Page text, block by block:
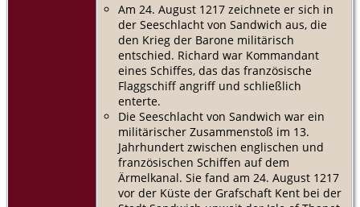
Am 24. August 1217 zeichnete er sich in
der Seeschlacht von Sandwich aus, die
den Krieg der Barone militärisch
entschied. Richard war Kommandant
eines Schiffes, das das französische
Flaggschiff angriff und schließlich
enterte.
Die Seeschlacht von Sandwich war ein
militärischer Zusammenstoß im 13.
Jahrhundert zwischen englischen und
französischen Schiffen auf dem
Ärmelkanal. Sie fand am 24. August 1217
vor der Küste der Grafschaft Kent bei der